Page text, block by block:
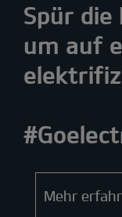
Spür die
um auf
Mehr